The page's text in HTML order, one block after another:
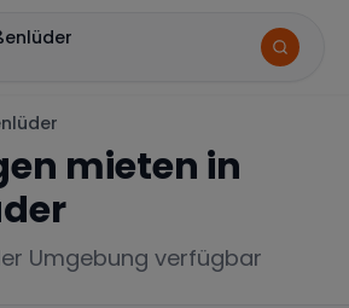
mieten in
Umgebung verfügbar